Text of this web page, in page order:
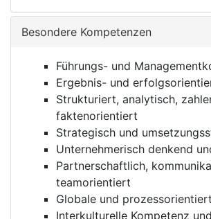
Besondere Kompetenzen
Führungs- und
Ergebnis- und
Strukturiert, analytisch,
faktenorientiert
Strategisch und
Unternehmerisch denkend
Partnerschaftlich,
teamorientiert
Globale und
Interkulturelle Kompetenz